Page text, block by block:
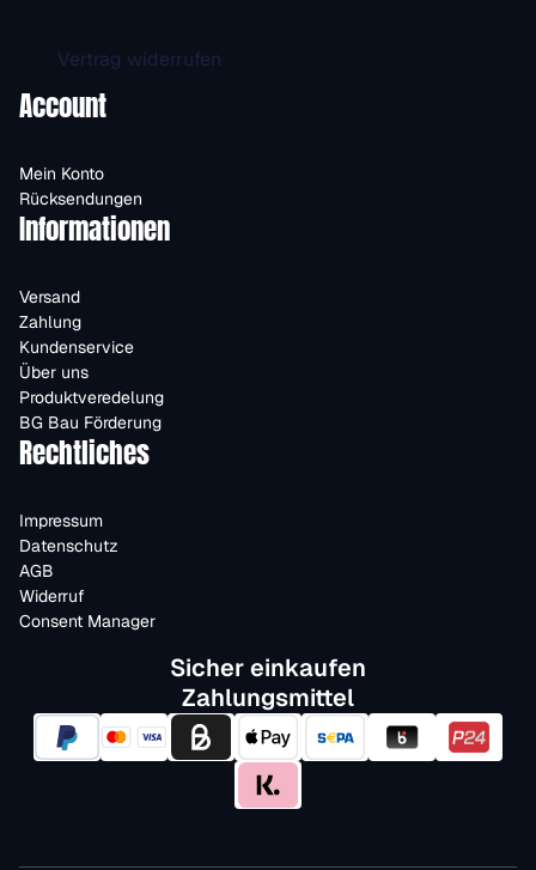
Vertrag widerrufen
Account
Mein Konto
Rücksendungen
Informationen
Versand
Zahlung
Kundenservice
Über uns
Produktveredelung
BG Bau Förderung
Rechtliches
Impressum
Datenschutz
AGB
Widerruf
Consent Manager
Sicher einkaufen
Zahlungsmittel